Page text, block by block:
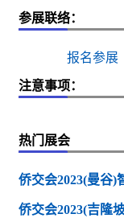
参展联络：
报名参展
注意事项：
热门展会
侨交会2023(曼谷)
侨交会2023(吉隆